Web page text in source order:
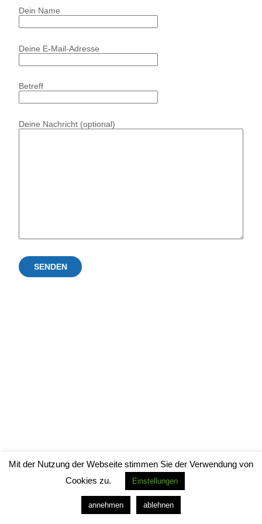
Dein Name
Deine E-Mail-Adresse
Betreff
Deine Nachricht (optional)
Mit der Nutzung der Webseite stimmen Sie der Verwendung von
Cookies zu.
Einstellungen
annehmen ablehnen